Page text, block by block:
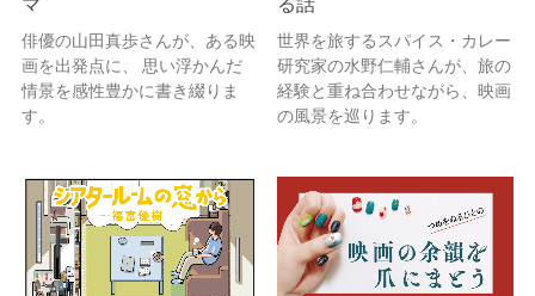
俳優の山田真歩さんが、ある映
画を出発点に、 思い浮かんだ
情景を感性豊かに書き綴りま
す。
世界を旅するスパイス・カレー
研究家の水野仁輔さんが、旅の
経験と重ね合わせながら、映画
の風景を巡ります。